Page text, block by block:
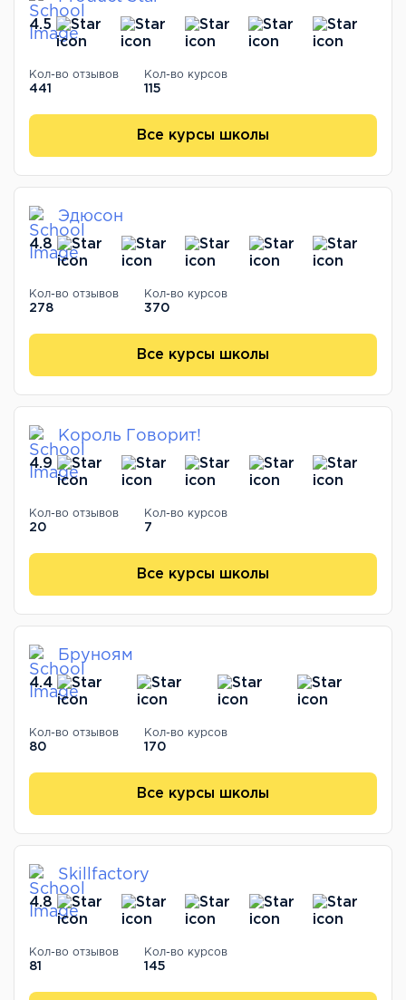
4.5
Кол-во отзывов
441
Кол-во курсов
115
Все курсы школы
Эдюсон
4.8
Кол-во отзывов
278
Кол-во курсов
370
Все курсы школы
Король Говорит!
4.9
Кол-во отзывов
20
Кол-во курсов
7
Все курсы школы
Бруноям
4.4
Кол-во отзывов
80
Кол-во курсов
170
Все курсы школы
Skillfactory
4.8
Кол-во отзывов
81
Кол-во курсов
145